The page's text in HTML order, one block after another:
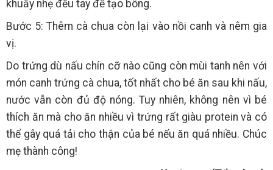
khuấy nhẹ đều tay để tạo bông.
Bước 5: Thêm cà chua còn lại vào nồi canh và nêm gia
vị.
Do trứng dù nấu chín cỡ nào cũng còn mùi tanh nên với
món canh trứng cà chua, tốt nhất cho bé ăn sau khi nấu,
nước vẫn còn đủ độ nóng. Tuy nhiên, không nên vì bé
thích ăn mà cho ăn nhiều vì trứng rất giàu protein và có
thể gây quá tải cho thận của bé nếu ăn quá nhiều. Chúc
mẹ thành công!